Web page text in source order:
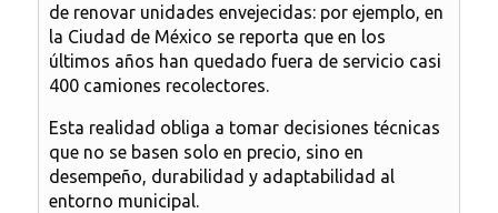
de renovar unidades envejecidas: por ejemplo, en
la Ciudad de México se reporta que en los
últimos años han quedado fuera de servicio casi
400 camiones recolectores.
Esta realidad obliga a tomar decisiones técnicas
que no se basen solo en precio, sino en
desempeño, durabilidad y adaptabilidad al
entorno municipal.